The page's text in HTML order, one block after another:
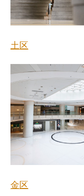
土区
金区